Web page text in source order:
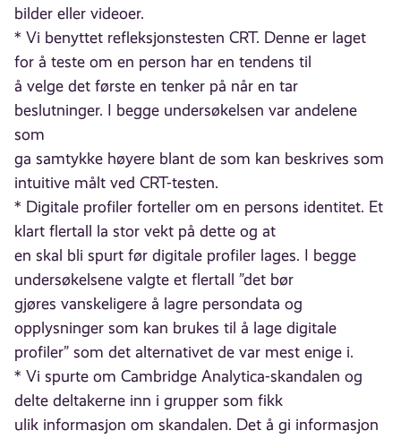
bilder eller videoer.
* Vi benyttet refleksjonstesten CRT. Denne er laget
for å teste om en person har en tendens til
å velge det første en tenker på når en tar
beslutninger. I begge undersøkelsen var andelene
som
ga samtykke høyere blant de som kan beskrives som
intuitive målt ved CRT-testen.
* Digitale profiler forteller om en persons identitet. Et
klart flertall la stor vekt på dette og at
en skal bli spurt før digitale profiler lages. I begge
undersøkelsene valgte et flertall ”det bør
gjøres vanskeligere å lagre persondata og
opplysninger som kan brukes til å lage digitale
profiler” som det alternativet de var mest enige i.
* Vi spurte om Cambridge Analytica-skandalen og
delte deltakerne inn i grupper som fikk
ulik informasjon om skandalen. Det å gi informasjon